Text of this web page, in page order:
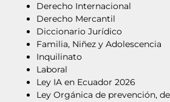
Derecho Internacional
Derecho Mercantil
Diccionario Jurídico
Familia, Niñez y Adolescencia
Inquilinato
Laboral
Ley IA en Ecuador 2026
Ley Orgánica de prevención,